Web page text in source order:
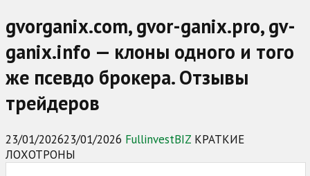
gvorganix.com, gvor-ganix.pro, gv-
ganix.info — клоны одного и того
же псевдо брокера. Отзывы
трейдеров
23/01/202623/01/2026 FullinvestBIZ КРАТКИЕ
ЛОХОТРОНЫ